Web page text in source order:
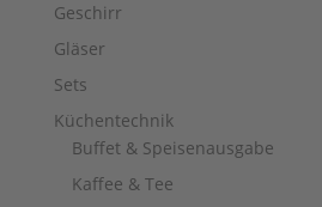
Geschirr
Gläser
Sets
Küchentechnik
Buffet & Speisenausgabe
Kaffee & Tee